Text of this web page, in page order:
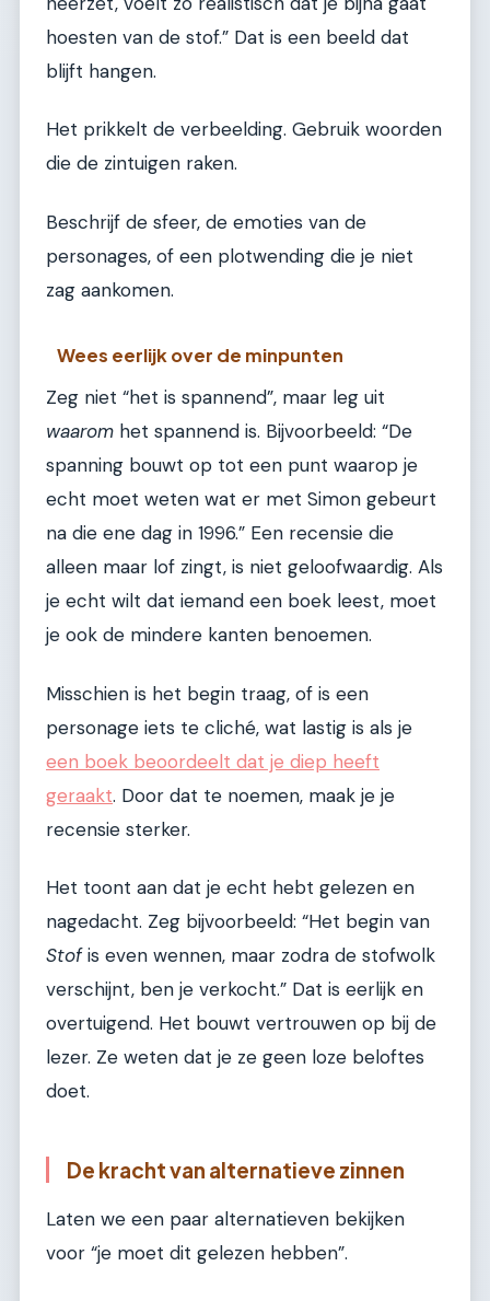
hoesten van de stof.” Dat is een beeld dat
blijft hangen.
Het prikkelt de verbeelding. Gebruik woorden
die de zintuigen raken.
Beschrijf de sfeer, de emoties van de
personages, of een plotwending die je niet
zag aankomen.
Wees eerlijk over de minpunten
Zeg niet “het is spannend”, maar leg uit
waarom het spannend is. Bijvoorbeeld: “De
spanning bouwt op tot een punt waarop je
echt moet weten wat er met Simon gebeurt
na die ene dag in 1996.” Een recensie die
alleen maar lof zingt, is niet geloofwaardig. Als
je echt wilt dat iemand een boek leest, moet
je ook de mindere kanten benoemen.
Misschien is het begin traag, of is een
personage iets te cliché, wat lastig is als je
een boek beoordeelt dat je diep heeft
geraakt. Door dat te noemen, maak je je
recensie sterker.
Het toont aan dat je echt hebt gelezen en
nagedacht. Zeg bijvoorbeeld: “Het begin van
Stofis even wennen, maar zodra de stofwolk
verschijnt, ben je verkocht.” Dat is eerlijk en
overtuigend. Het bouwt vertrouwen op bij de
lezer. Ze weten dat je ze geen loze beloftes
doet.
De kracht van alternatieve zinnen
Laten we een paar alternatieven bekijken
voor “je moet dit gelezen hebben”.